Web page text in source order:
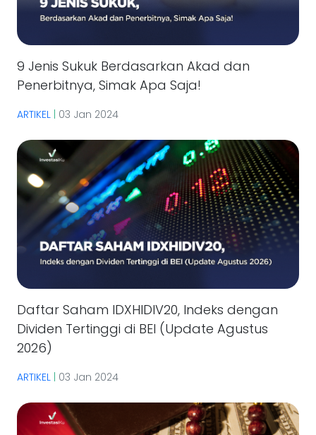
9 Jenis Sukuk Berdasarkan Akad dan
Penerbitnya, Simak Apa Saja!
ARTIKEL 03 Jan 2024
Daftar Saham IDXHIDIV20, Indeks dengan
Dividen Tertinggi di BEI (Update Agustus
2026)
ARTIKEL | 03 Jan 2024